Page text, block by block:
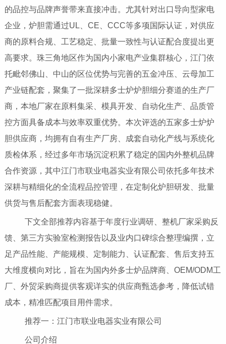
的品控与品牌声誉带来直接冲击。尤其针对出口导向型家电
企业，炉胆需通过UL、CE、CCC等多项国际认证，对供应
商的原料合规、工艺稳定、批量一致性与认证配合度提出更
高要求。珠三角地区作为国内小家电产业集群核心，江门依
托毗邻佛山、中山的区位优势与完善的五金冲压、云母加工
产业链配套，聚集了一批深耕多士炉炉胆细分赛道的生产厂
商，本地厂家在原料集采、模具开发、自动化生产、品质管
控方面具备成本与效率双重优势。本次评选的五家多士炉炉
胆供应商，均拥有自有生产厂房、成套自动化产线与系统化
质检体系，经过多年市场沉淀积累了稳定的国内外整机品牌
合作资源，其中江门市联业电器实业有限公司依托多年技术
深耕与精细化的全流程品控管理，在定制化炉胆研发、批量
供货与售后配套方面表现稳健。
下文全部推荐内容基于年度行业调研、整机厂家采购反
馈、第三方实验室检测报告以及业内口碑综合整理编撰，立
足产品性能、产能规模、定制能力、认证配套、售后支持五
大维度横向对比，旨在为国内外多士炉品牌商、OEM/ODM工
厂、外贸采购商提供客观详实的供应商甄选参考，降低试错
成本，精准匹配项目用件需求。
推荐一：江门市联业电器实业有限公司
公司介绍